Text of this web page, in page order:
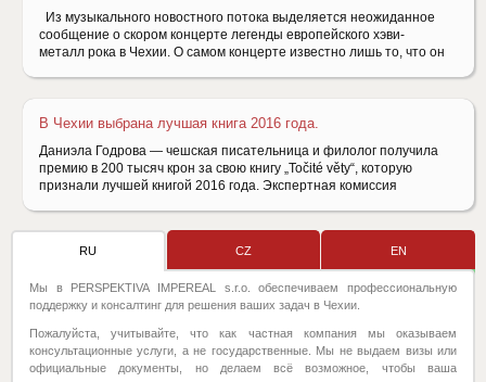
Из музыкального новостного потока выделяется неожиданное
сообщение о скором концерте легенды европейского хэви-
металл рока в Чехии. О самом концерте известно лишь то, что он
В Чехии выбрана лучшая книга 2016 года.
Даниэла Годрова — чешская писательница и филолог получила
премию в 200 тысяч крон за свою книгу „Točité věty“, которую
признали лучшей книгой 2016 года. Экспертная комиссия
RU CZ EN
Мы в PERSPEKTIVA IMPEREAL s.r.o. обеспечиваем профессиональную
поддержку и консалтинг для решения ваших задач в Чехии.
Пожалуйста, учитывайте, что как частная компания мы оказываем
консультационные услуги, а не государственные. Мы не выдаем визы или
официальные документы, но делаем всё возможное, чтобы ваша